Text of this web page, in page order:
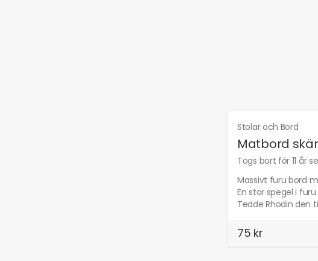
Stolar och Bord
Matbord
Togs bort för 11 år
Massivt furu bord
En stor spegel i furu
Tedde Rhodin den
75 kr